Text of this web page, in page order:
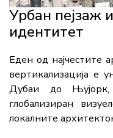
Урбан пејзаж
идентитет
Еден од најчестите
вертикализација е
Дубаи до Њујорк,
глобализиран
локалните